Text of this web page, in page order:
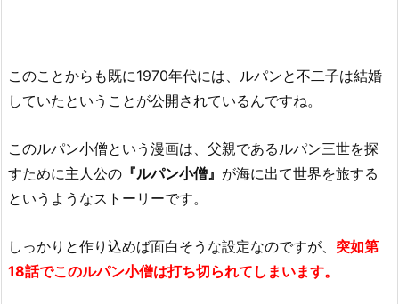
このことからも既に1970年代には、ルパンと不二子は結婚
していたということが公開されているんですね。
このルパン小僧という漫画は、父親であるルパン三世を探
すために主人公の 『ルパン小僧』 が海に出て世界を旅する
というようなストーリーです。
しっかりと作り込めば面白そうな設定なのですが、 突如第
18話でこのルパン小僧は打ち切られてしまいます。